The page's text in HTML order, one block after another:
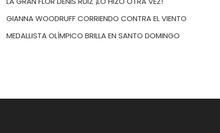
GIANNA WOODRUFF CORRIENDO CONTRA EL VIENTO
MEDALLISTA OLÍMPICO BRILLA EN SANTO DOMINGO